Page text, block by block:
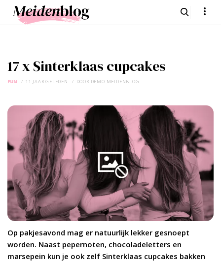
17 x Sinterklaas cupcakes
FUN 11 JAAR GELEDEN DOOR DEMO MEIDENBLOG
Op pakjesavond mag er natuurlijk lekker gesnoept
worden. Naast pepernoten, chocoladeletters en
marsepein kun je ook zelf Sinterklaas cupcakes bakken